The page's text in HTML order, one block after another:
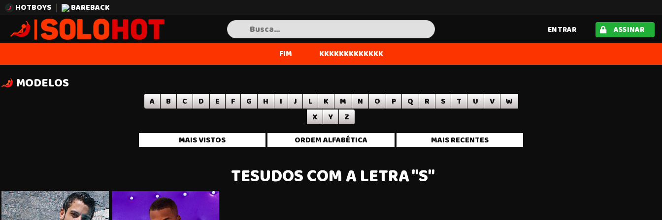
HOTBOYS BAREBACK
ENTRAR ASSINAR
FIM KKKKKKKKKKKKK
MODELOS
A B C D E F G H I J L K M N O P Q R S T U V
W
X
Y
Z
MAIS VISTOS
ORDEM ALFABÉTICA MAIS RECENTES
TESUDOS COM A LETRA "S"